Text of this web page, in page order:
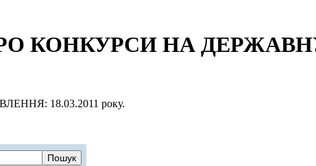
КОНКУРСИ НА
18.03.2011 року.